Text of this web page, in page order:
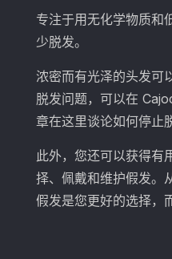
专注于用无化学物质和
少脱发。
浓密而有光泽的头发可
脱发问题，可以在
章在这里谈论如何停止
此外，您还可以获得有
择、佩戴和维护假发。
假发是您更好的选择，